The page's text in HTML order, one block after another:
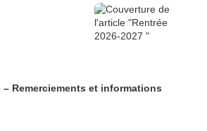
– Remerciements et informations